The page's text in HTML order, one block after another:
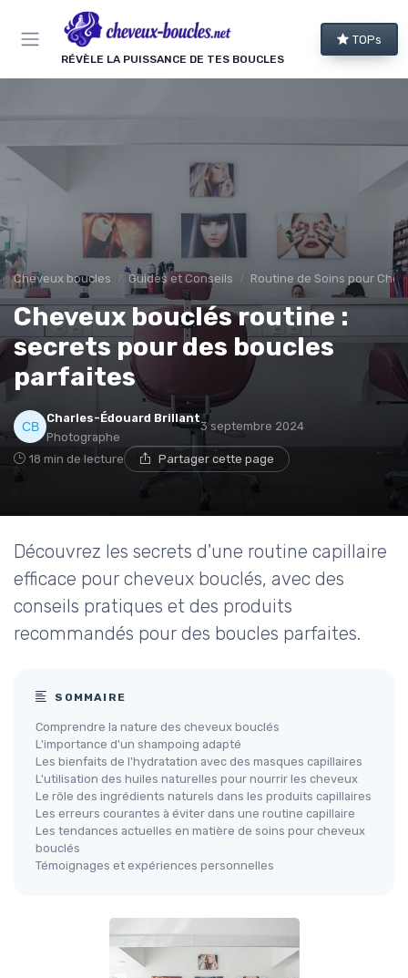
RÉVÈLE LA PUISSANCE DE TES BOUCLES
TOPs
Cheveux boucles Guides et Conseils Routine de Soins pour
Cheveux bouclés routine :
secrets pour des boucles
parfaites
Charles-Édouard Brillant
Photographe
3 septembre 2024
18 min de lecture Partager cette page
Découvrez les secrets d'une routine capillaire
efficace pour cheveux bouclés, avec des
conseils pratiques et des produits
recommandés pour des boucles parfaites.
SOMMAIRE
Comprendre la nature des cheveux bouclés
L'importance d'un shampoing adapté
Les bienfaits de l'hydratation avec des masques capillaires
L'utilisation des huiles naturelles pour nourrir les cheveux
Le rôle des ingrédients naturels dans les produits capillaires
Les erreurs courantes à éviter dans une routine capillaire
Les tendances actuelles en matière de soins pour cheveux
bouclés
Témoignages et expériences personnelles
Panneau de gestion des cookies